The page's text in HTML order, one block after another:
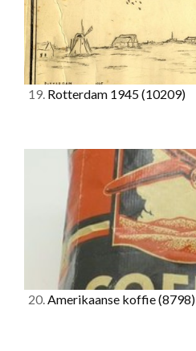
19. Rotterdam 1945(10209)
20.Amerikaanse koffie(8798)